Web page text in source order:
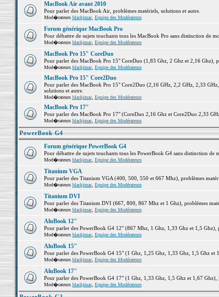
MacBook Air avant 2010
Pour parler des MacBook Air, problèmes matériels, solutions et autre.
Mod�rateurs blackjmac, Equipe des Modérateurs
Forum générique MacBook Pro
Pour débattre de sujets touchants tous les MacBook Pro sans distinction de
Mod�rateurs blackjmac, Equipe des Modérateurs
MacBook Pro 15" CoreDuo
Pour parler des MacBook Pro 15" CoreDuo (1,83 Ghz, 2 Ghz et 2,16 Ghz),
Mod�rateurs blackjmac, Equipe des Modérateurs
MacBook Pro 15" Core2Duo
Pour parler des MacBook Pro 15" Core2Duo (2,16 GHz, 2,2 GHz, 2,33
solutions et autre.
Mod�rateurs blackjmac, Equipe des Modérateurs
MacBook Pro 17"
Pour parler des MacBook Pro 17" (CoreDuo 2,16 Ghz et Core2Duo 2,33
Mod�rateurs blackjmac, Equipe des Modérateurs
PowerBook G4
Forum générique PowerBook G4
Pour débattre de sujets touchants tous les PowerBook G4 sans distinction de
Mod�rateurs blackjmac, Equipe des Modérateurs
Titanium VGA
Pour parler des Titanium VGA (400, 500, 550 et 667 Mhz), problèmes
Mod�rateurs blackjmac, Equipe des Modérateurs
Titanium DVI
Pour parler des Titanium DVI (667, 800, 867 Mhz et 1 Ghz), problèmes
Mod�rateurs blackjmac, Equipe des Modérateurs
AluBook 12"
Pour parler des PowerBook G4 12" (867 Mhz, 1 Ghz, 1,33 Ghz et 1,5 Ghz),
Mod�rateurs blackjmac, Equipe des Modérateurs
AluBook 15"
Pour parler des PowerBook G4 15" (1 Ghz, 1,25 Ghz, 1,33 Ghz, 1,5 Ghz et
Mod�rateurs blackjmac, Equipe des Modérateurs
AluBook 17"
Pour parler des PowerBook G4 17" (1 Ghz, 1,33 Ghz, 1,5 Ghz et 1,67 Ghz),
Mod�rateurs blackjmac, Equipe des Modérateurs